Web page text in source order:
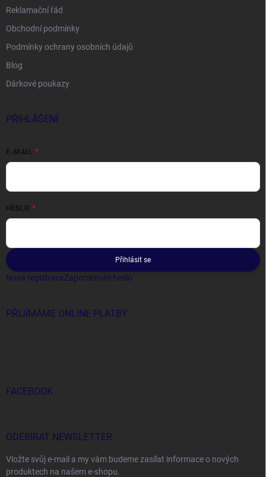
Reklamační řád
Obchodní podmínky
Podmínky ochrany osobních údajů
Blog
Dárkové poukazy
PŘIHLÁŠENÍ
E-MAIL
HESLO
Přihlásit se
Nová registraceZapomenuté heslo
PŘIJÍMÁME ONLINE PLATBY
FACEBOOK
ODEBÍRAT NEWSLETTER
Vložte svůj e-mail a my vám budeme zasílat informace o nových
produktech na našem e-shopu.